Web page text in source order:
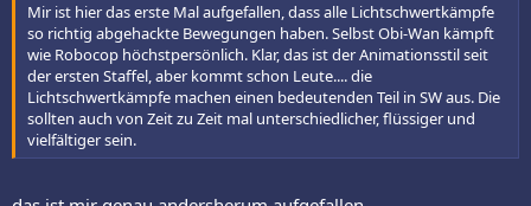
Mir ist hier das erste Mal aufgefallen, dass alle Lichtschwertkämpfe
so richtig abgehackte Bewegungen haben. Selbst Obi-Wan kämpft
wie Robocop höchstpersönlich. Klar, das ist der Animationsstil seit
der ersten Staffel, aber kommt schon Leute.... die
Lichtschwertkämpfe machen einen bedeutenden Teil in SW aus. Die
sollten auch von Zeit zu Zeit mal unterschiedlicher, flüssiger und
vielfältiger sein.